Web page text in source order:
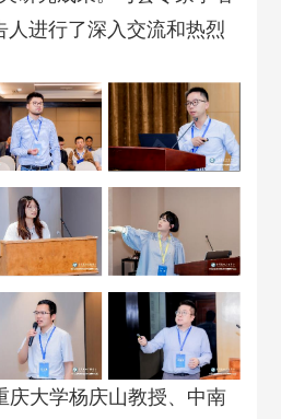
人进行了深入交流和热烈
庆大学杨庆山教授、中南